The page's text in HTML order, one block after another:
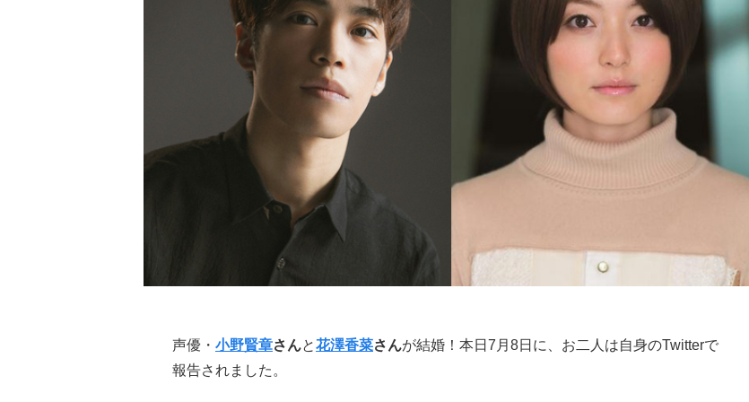
声優・ 小野賢章さんと花澤香菜さんが結婚！本日7月8日に、お二人は自身のTwitterで
報告されました。